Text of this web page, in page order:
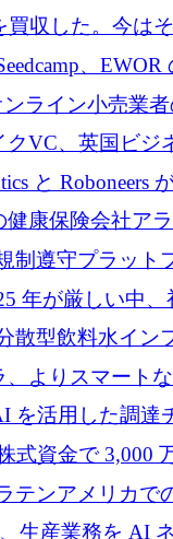
ある」
買収した。今は
です
、
システム用の空
ンライン小売業
するために 140
クVC、英国ビジ
アップ支援で初
と Roboneers
無人地上車両の
健康保険会社ア
調達ラウンドで
制遵守プラット
万ドルを調達
年が厳しい中
散型飲料水イン
ームを拡張する
、よりスマート
ーズ A で 1,630
を活用した調達
を確保
式資金で 3,000
ロを調達
テンアメリカで
、生産業務を AI